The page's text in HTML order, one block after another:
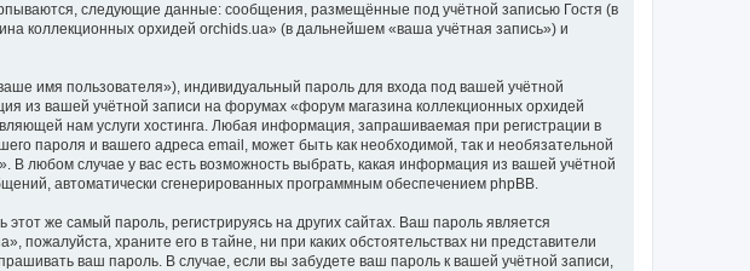
следующие данные: сообщения, размещённые под учётной записью Гостя (в
коллекционных орхидей orchids.ua» (в дальнейшем «ваша учётная запись») и
имя пользователя»), индивидуальный пароль для входа под вашей учётной
из вашей учётной записи на форумах «форум магазина коллекционных орхидей
нам услуги хостинга. Любая информация, запрашиваемая при регистрации в
пароля и вашего адреса email, может быть как необходимой, так и необязательной
любом случае у вас есть возможность выбрать, какая информация из вашей учётной
автоматически сгенерированных программным обеспечением phpBB.
же самый пароль, регистрируясь на других сайтах. Ваш пароль является
храните его в тайне, ни при каких обстоятельствах ни представители
ваш пароль. В случае, если вы забудете ваш пароль к вашей учётной записи,